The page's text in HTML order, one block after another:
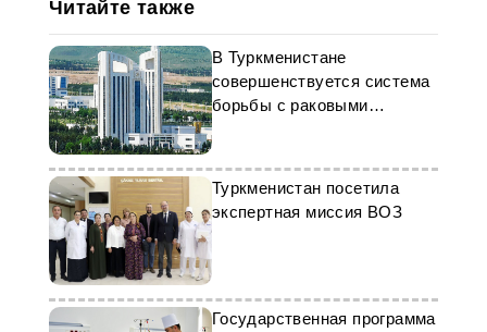
Читайте также
В Туркменистане
совершенствуется система
борьбы с раковыми
заболеваниями
Туркменистан посетила
экспертная миссия ВОЗ
Государственная программа